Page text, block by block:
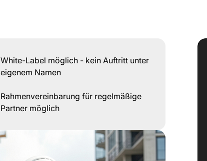
White-Label möglich - kein Auftritt unter
eigenem Namen
Rahmenvereinbarung für regelmäßige
Partner möglich